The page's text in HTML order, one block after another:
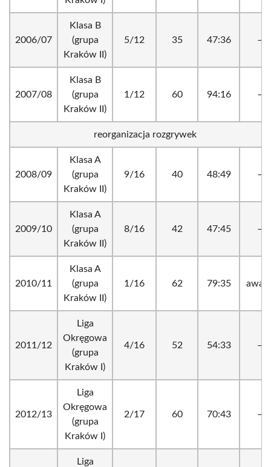
2006/07
Klasa B
(grupa
Kraków II)
5/12 35 47:36 –
2007/08
Klasa B
(grupa
Kraków II)
1/12 60 94:16 –
reorganizacja rozgrywek
2008/09
Klasa A
(grupa
Kraków II)
9/16 40 48:49 –
2009/10
Klasa A
(grupa
Kraków II)
8/16 42 47:45 –
2010/11
Klasa A
(grupa
Kraków II)
1/16 62 79:35
2011/12
Liga
Okręgowa
(grupa
Kraków I)
4/16 52 54:33 –
2012/13
Liga
Okręgowa
(grupa
Kraków I)
2/17 60 70:43 –
Liga